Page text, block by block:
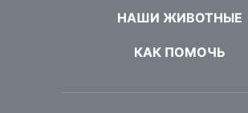
НАШИ ЖИВОТНЫЕ
КАК ПОМОЧЬ